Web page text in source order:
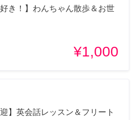
き！】わんちゃん散歩＆お世
¥1,000
】英会話レッスン＆フリート